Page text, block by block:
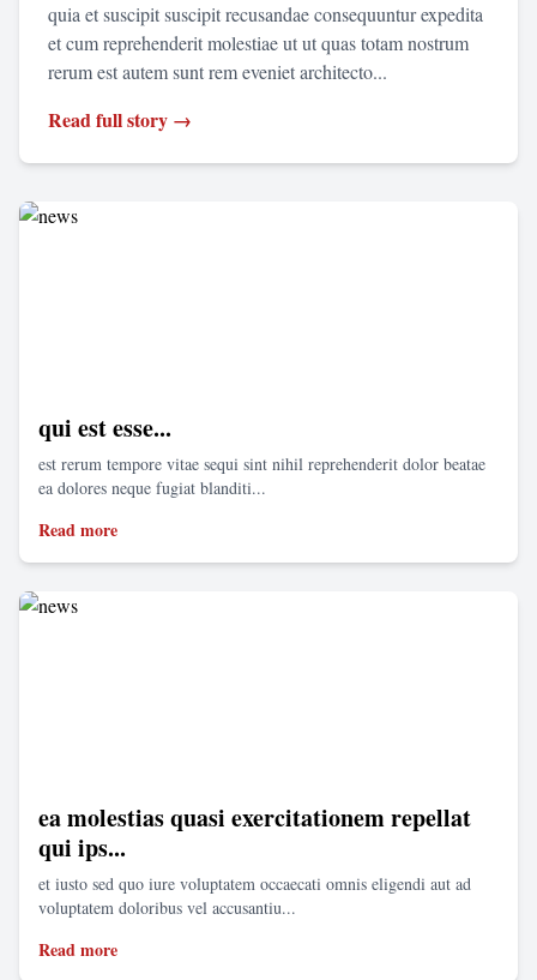
quia et suscipit suscipit recusandae consequuntur expedita
et cum reprehenderit molestiae ut ut quas totam nostrum
rerum est autem sunt rem eveniet architecto...
Read full story →
qui est esse...
est rerum tempore vitae sequi sint nihil reprehenderit dolor beatae
ea dolores neque fugiat blanditi...
Read more
ea molestias quasi exercitationem repellat
qui ips...
et iusto sed quo iure voluptatem occaecati omnis eligendi aut ad
voluptatem doloribus vel accusantiu...
Read more